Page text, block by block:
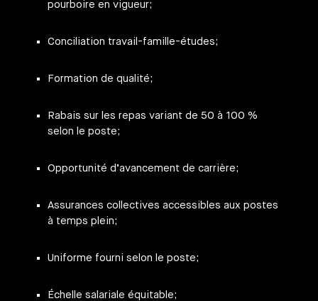
pourboire en vigueur;
Conciliation travail-famille-études;
Formation de qualité;
Rabais sur les repas variant de 50 à 100 %
selon le poste;
Opportunité d’avancement de carrière;
Assurances collectives accessibles aux postes
à temps plein;
Uniforme fourni selon le poste;
Échelle salariale équitable;